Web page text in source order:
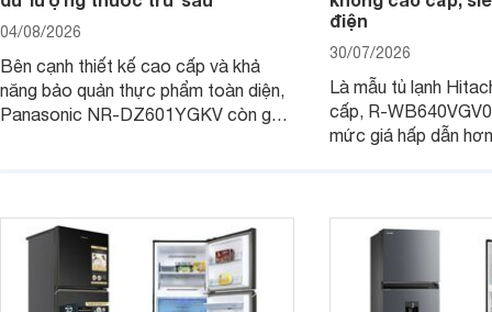
04/08/2026
Bên cạnh thiết kế cao cấp và khả
năng bảo quản thực phẩm toàn diện,
Panasonic NR-DZ601YGKV còn gây
điện
30/07/2026
Là mẫu tủ lạnh
cấp, R-
mức giá hấp dẫn
nhiều công nghệ.